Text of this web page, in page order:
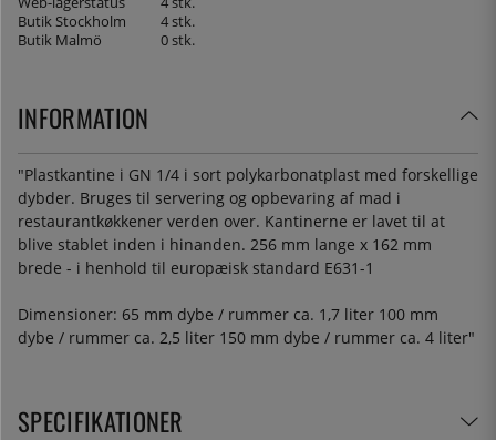
Butik Stockholm
4 stk.
Butik Malmö
0 stk.
INFORMATION
"Plastkantine i GN 1/4 i sort polykarbonatplast med forskellige
dybder. Bruges til servering og opbevaring af mad i
restaurantkøkkener verden over. Kantinerne er lavet til at
blive stablet inden i hinanden. 256 mm lange x 162 mm
brede - i henhold til europæisk standard E631-1
Dimensioner: 65 mm dybe / rummer ca. 1,7 liter 100 mm
dybe / rummer ca. 2,5 liter 150 mm dybe / rummer ca. 4 liter"
SPECIFIKATIONER